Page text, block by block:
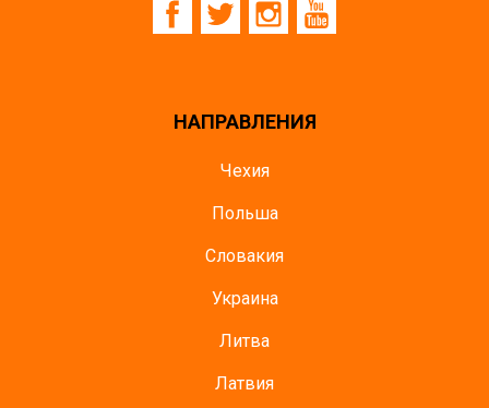
НАПРАВЛЕНИЯ
Чехия
Польша
Словакия
Украина
Литва
Латвия